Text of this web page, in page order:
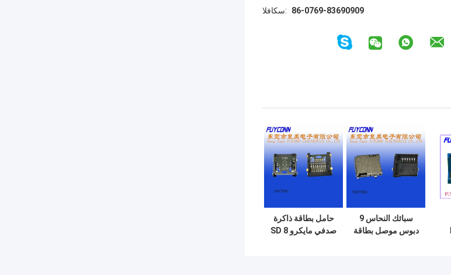
الفاكس:
86-0769-83690909
سبائك النحاس 9
دبوس موصل بطاقة
حامل بطاقة ذاكرة
صدفي مايكرو SD 8